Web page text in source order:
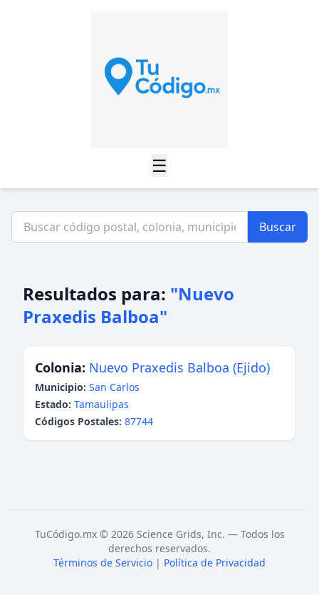
☰
Buscar
Resultados para: "Nuevo
Praxedis Balboa"
Colonia: Nuevo Praxedis Balboa (Ejido)
Municipio: San Carlos
Estado: Tamaulipas
Códigos Postales: 87744
TuCódigo.mx © 2026 Science Grids, Inc. — Todos los
derechos reservados.
Términos de Servicio | Política de Privacidad